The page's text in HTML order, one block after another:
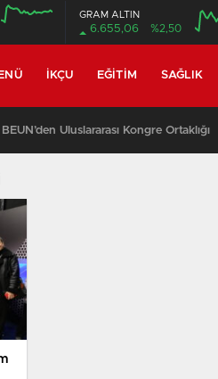
GRAM ALTIN
6.655,06 %2,50
İKÇU EĞITIM SAĞLIK
BEUN’den Uluslararası Kongre Ortaklığı